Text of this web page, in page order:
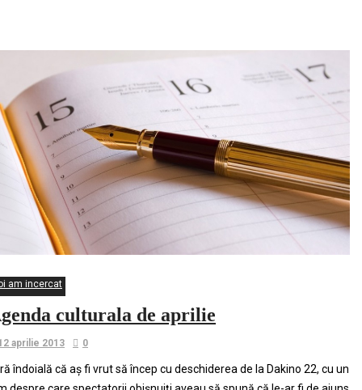
am incercat
culturala de aprilie
aprilie 2013 0
îndoială că aș fi vrut să încep cu deschiderea de la Dakino 22, cu un